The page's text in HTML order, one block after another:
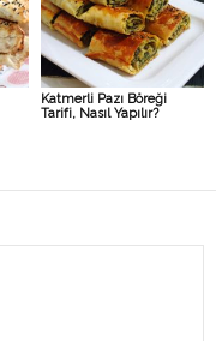
Katmerli Pazı Böreği
Tarifi, Nasıl Yapılır?